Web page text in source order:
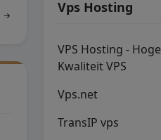
Vps Hosting
VPS Hosting - Hoge
Kwaliteit VPS
Vps.net
TransIP vps